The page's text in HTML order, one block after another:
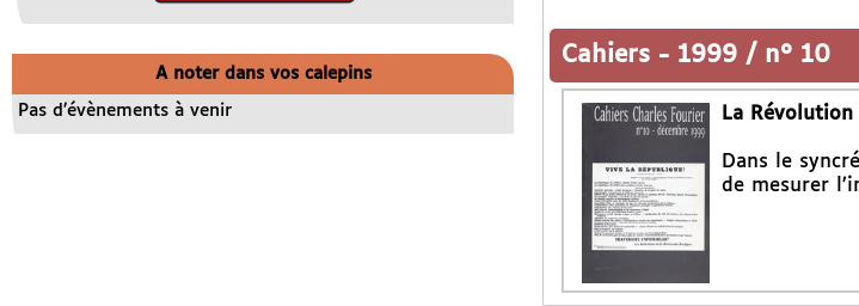
Cahiers - 1999 / n° 10
La
Dans le
de mesurer
A noter dans vos calepins
Pas d’évènements à venir